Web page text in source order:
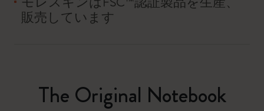
販売しています
The Original Notebook